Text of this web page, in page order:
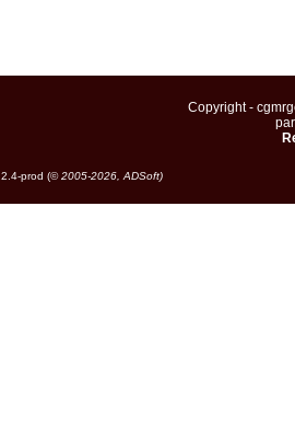
Copyright -
prod (©2005-2026, ADSoft)